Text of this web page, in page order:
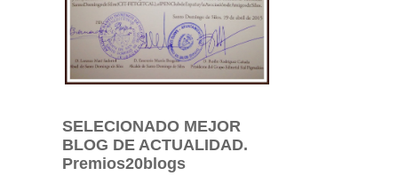
SELECIONADO MEJOR
BLOG DE ACTUALIDAD.
Premios20blogs